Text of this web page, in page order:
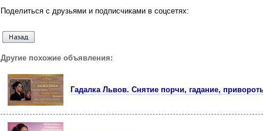
Поделиться с друзьями и подписчиками в соцсетях:
Другие похожие объявления:
Гадалка Львов. Снятие порчи, гадание,